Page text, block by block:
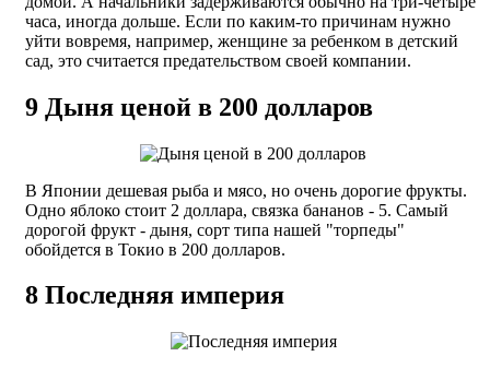
часа, иногда дольше. Если по каким-то причинам нужно
уйти вовремя, например, женщине за ребенком в детский
сад, это считается предательством своей компании.
9 Дыня ценой в 200 долларов
В Японии дешевая рыба и мясо, но очень дорогие фрукты.
Одно яблоко стоит 2 доллара, связка бананов - 5. Самый
дорогой фрукт - дыня, сорт типа нашей "торпеды"
обойдется в Токио в 200 долларов.
8 Последняя империя